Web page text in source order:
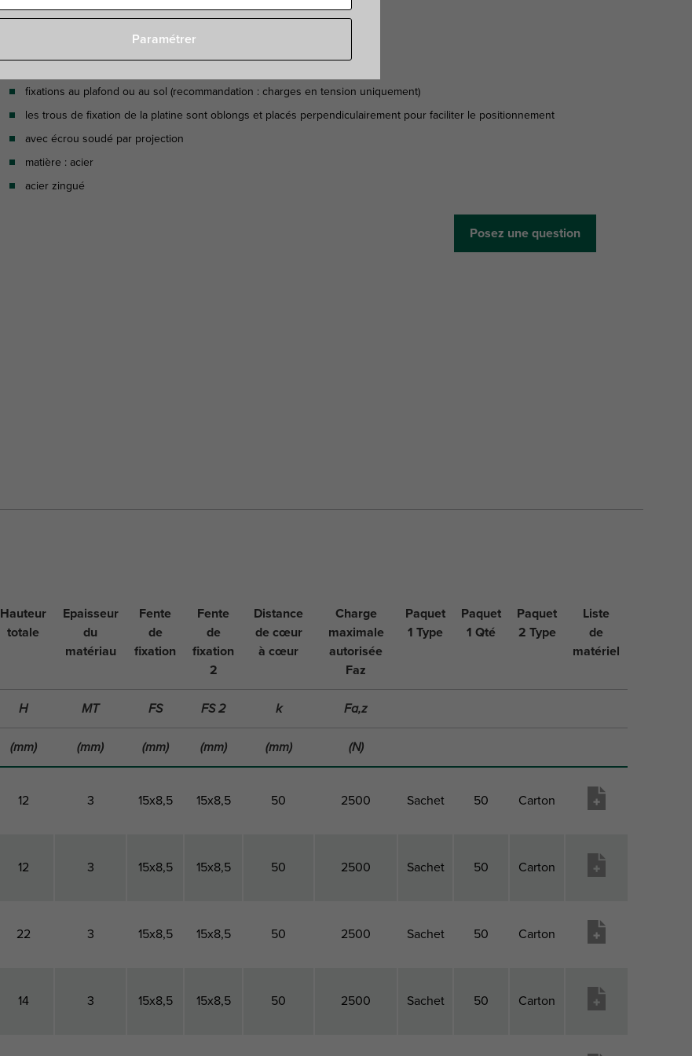
Caractéristiques
fixations au plafond ou au sol (recommandation : charges en tension uniquement)
les trous de fixation de la platine sont oblongs et placés perpendiculairement pour faciliter le positionnement
avec écrou soudé par projection
matière : acier
acier zingué
Posez une question
Hauteur
totale
Epaisseur
du
matériau
Fente
de
fixation
Fente
de
fixation
2
Distance
de cœur
à cœur
Charge
maximale
autorisée
Faz
Paquet
1 Type
Paquet
1 Qté
Paquet
2 Type
Liste
de
matériel
H MT FS FS 2 k
Fa,z
(mm) (mm) (mm) (mm) (mm) (N)
12 3 15x8,5 15x8,5 50 2500 Sachet 50 Carton
12 3 15x8,5 15x8,5 50 2500 Sachet 50 Carton
22 3 15x8,5 15x8,5 50 2500 Sachet 50 Carton
14 3 15x8,5 15x8,5 50 2500 Sachet 50 Carton
Paramétrer